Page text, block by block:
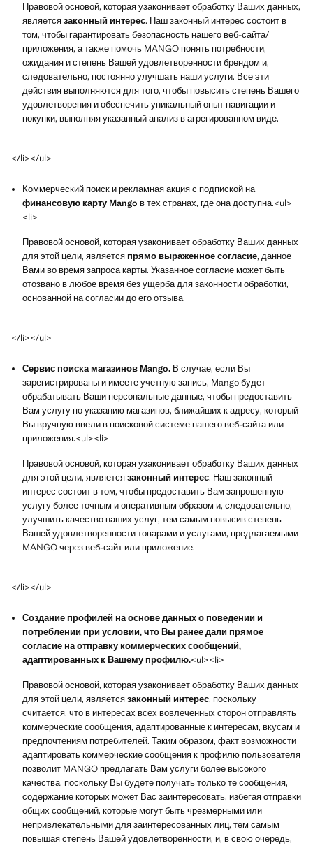
Правовой основой, которая узаконивает обработку Ваших данных,
являетсязаконный интерес. Наш законный интерес состоит в
том, чтобы гарантировать безопасность нашего веб-сайта/
приложения, а также помочь MANGO понять потребности,
ожидания и степень Вашей удовлетворенности брендом и,
следовательно, постоянно улучшать наши услуги. Все эти
действия выполняются для того, чтобы повысить степень Вашего
удовлетворения и обеспечить уникальный опыт навигации и
покупки, выполняя указанный анализ в агрегированном виде.
</li></ul>
Коммерческий поиск и рекламная акция с подпиской на
финансовую карту Mango в тех странах, где она доступна.<ul>
<li>
Правовой основой, которая узаконивает обработку Ваших данных
для этой цели, является прямо выраженное согласие, данное
Вами во время запроса карты. Указанное согласие может быть
отозвано в любое время без ущерба для законности обработки,
основанной на согласии до его отзыва.
</li></ul>
Сервис поиска магазинов Mango. В случае, если Вы
зарегистрированы и имеете учетную запись, Mango будет
обрабатывать Ваши персональные данные, чтобы предоставить
Вам услугу по указанию магазинов, ближайших к адресу, который
Вы вручную ввели в поисковой системе нашего веб-сайта или
приложения.<ul><li>
Правовой основой, которая узаконивает обработку Ваших данных
для этой цели, являетсязаконный интерес. Наш законный
интерес состоит в том, чтобы предоставить Вам запрошенную
услугу более точным и оперативным образом и, следовательно,
улучшить качество наших услуг, тем самым повысив степень
Вашей удовлетворенности товарами и услугами, предлагаемыми
MANGO через веб-сайт или приложение.
</li></ul>
Создание профилей на основе данных о поведении и
потреблении при условии, что Вы ранее дали прямое
согласие на отправку коммерческих сообщений,
адаптированных к Вашему профилю.<ul><li>
Правовой основой, которая узаконивает обработку Ваших данных
для этой цели, являетсязаконный интерес, поскольку
считается, что в интересах всех вовлеченных сторон отправлять
коммерческие сообщения, адаптированные к интересам, вкусам и
предпочтениям потребителей. Таким образом, факт возможности
адаптировать коммерческие сообщения к профилю пользователя
позволит MANGO предлагать Вам услуги более высокого
качества, поскольку Вы будете получать только те сообщения,
содержание которых может Вас заинтересовать, избегая отправки
общих сообщений, которые могут быть чрезмерными или
непривлекательными для заинтересованных лиц, тем самым
повышая степень Вашей удовлетворенности, и, в свою очередь,